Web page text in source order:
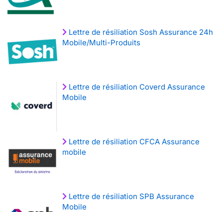
Lettre de résiliation Sosh Assurance 24h
Mobile/Multi-Produits
Lettre de résiliation Coverd Assurance
Mobile
Lettre de résiliation CFCA Assurance
mobile
Lettre de résiliation SPB Assurance
Mobile